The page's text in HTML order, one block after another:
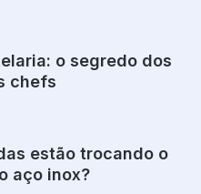
o segredo dos
chefs
estão trocando o
aço inox?